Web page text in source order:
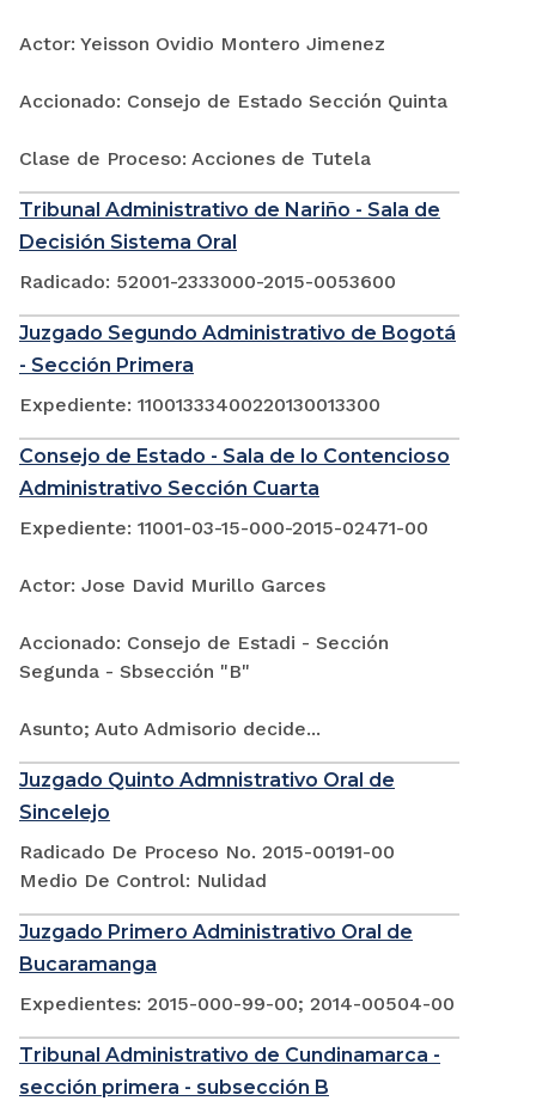
Actor: Yeisson Ovidio Montero Jimenez
Accionado: Consejo de Estado Sección Quinta
Clase de Proceso: Acciones de Tutela
Tribunal Administrativo de Nariño - Sala de
Decisión Sistema Oral
Radicado: 52001-2333000-2015-0053600
Juzgado Segundo Administrativo de Bogotá
- Sección Primera
Expediente: 11001333400220130013300
Consejo de Estado - Sala de lo Contencioso
Administrativo Sección Cuarta
Expediente: 11001-03-15-000-2015-02471-00
Actor: Jose David Murillo Garces
Accionado: Consejo de Estadi - Sección
Segunda - Sbsección "B"
Asunto; Auto Admisorio decide...
Juzgado Quinto Admnistrativo Oral de
Sincelejo
Radicado De Proceso No. 2015-00191-00
Medio De Control: Nulidad
Juzgado Primero Administrativo Oral de
Bucaramanga
Expedientes: 2015-000-99-00; 2014-00504-00
Tribunal Administrativo de Cundinamarca -
sección primera - subsección B